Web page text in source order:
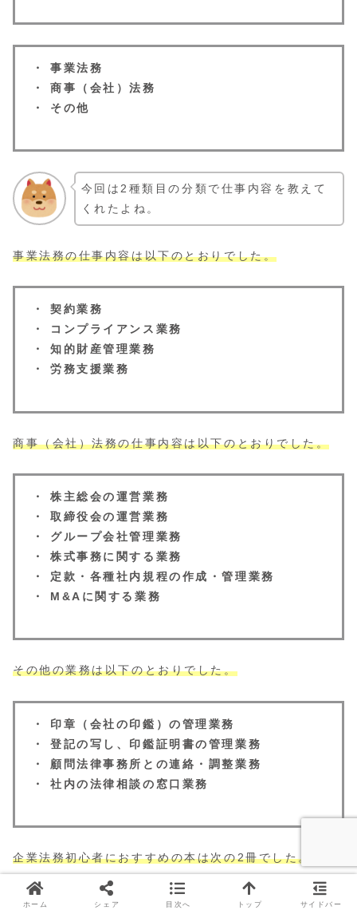
・ 事業法務
・ 商事（会社）法務
・ その他
今回は2種類目の分類で仕事内容を教えて
くれたよね。
事業法務の仕事内容は以下のとおりでした。
・ 契約業務
・ コンプライアンス業務
・ 知的財産管理業務
・ 労務支援業務
商事（会社）法務の仕事内容は以下のとおりでした。
・ 株主総会の運営業務
・ 取締役会の運営業務
・ グループ会社管理業務
・ 株式事務に関する業務
・ 定款・各種社内規程の作成・管理業務
・ M&Aに関する業務
その他の業務は以下のとおりでした。
・ 印章（会社の印鑑）の管理業務
・ 登記の写し、印鑑証明書の管理業務
・ 顧問法律事務所との連絡・調整業務
・ 社内の法律相談の窓口業務
企業法務初心者におすすめの本は次の2冊でした。
企業法務1年目の
ホーム シェア 目次へ トップ サイドバー